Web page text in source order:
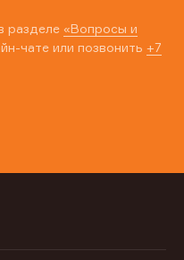
разделе «Вопросы и
чате или позвонить +7